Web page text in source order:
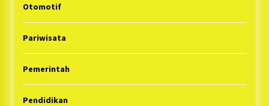
Otomotif
Pariwisata
Pemerintah
Pendidikan